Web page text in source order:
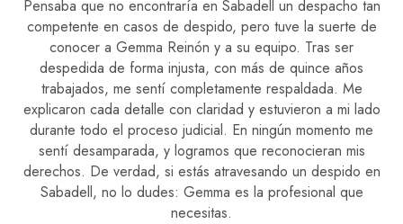
Pensaba que no encontraría en Sabadell un despacho tan
competente en casos de despido, pero tuve la suerte de
conocer a Gemma Reinón y a su equipo. Tras ser
despedida de forma injusta, con más de quince años
trabajados, me sentí completamente respaldada. Me
explicaron cada detalle con claridad y estuvieron a mi lado
durante todo el proceso judicial. En ningún momento me
sentí desamparada, y logramos que reconocieran mis
derechos. De verdad, si estás atravesando un despido en
Sabadell, no lo dudes: Gemma es la profesional que
necesitas.